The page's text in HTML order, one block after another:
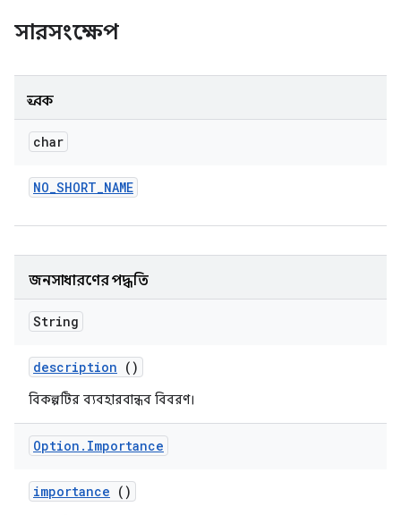
সারসংক্ষেপ
ধ্রুবক
char
NO_SHORT_NAME
জনসাধারণের পদ্ধতি
String
description ()
বিকল্পটির ব্যবহারবান্ধব বিবরণ।
Option . Importance
importance ()